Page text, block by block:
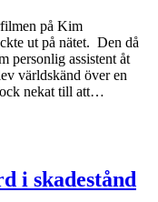
på Kim
ut på nätet. Den då
personlig assistent åt
världskänd över en
nekat till att…
i skadestånd